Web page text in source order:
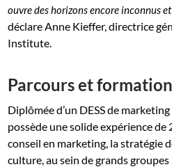
ouvre des horizons encore inconnus
déclare Anne Kieffer, directrice
Institute.
Parcours et formation
Diplômée d’un DESS de
possède une solide expérience de
conseil en marketing, la stratégie
culture, au sein de grands